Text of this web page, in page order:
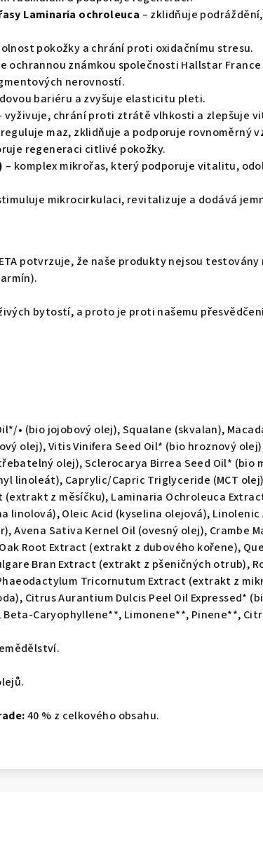
Laminaria ochroleuca – zklidňuje
pokožky a chrání proti oxidačnímu stresu.
ochrannou známkou společnosti Hallstar
nerovností.
bariéru a zvyšuje elasticitu pleti.
vyživuje, chrání proti ztrátě vlhkosti a zlepšuje
reguluje maz, zklidňuje a podporuje rovnoměrný
regeneraci citlivé pokožky.
– komplex mikrořas, který podporuje vitalitu,
mikrocirkulaci, revitalizuje a dodává
potvrzuje, že naše produkty nejsou
bytostí, a proto je proti našemu
• (bio jojobový olej), Squalane (skvalan),
olej), Vitis Vinifera Seed Oil* (bio hroznový
olej), Sclerocarya Birrea Seed Oil* (bio
linoleát), Caprylic/Capric Triglyceride (MCT
(extrakt z měsíčku), Laminaria Ochroleuca
linolová), Oleic Acid (kyselina olejová),
Avena Sativa Kernel Oil (ovesný olej), Crambe
Root Extract (extrakt z dubového kořene),
Bran Extract (extrakt z pšeničných otrub),
Tricornutum Extract (extrakt z
Citrus Aurantium Dulcis Peel Oil Expressed*
Caryophyllene**, Limonene**, Pinene**,
40 % z celkového obsahu.